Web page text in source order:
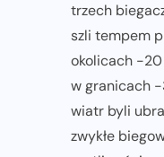
trzech
szli tempem
okolicach -
w granicach
wiatr byli
zwykłe